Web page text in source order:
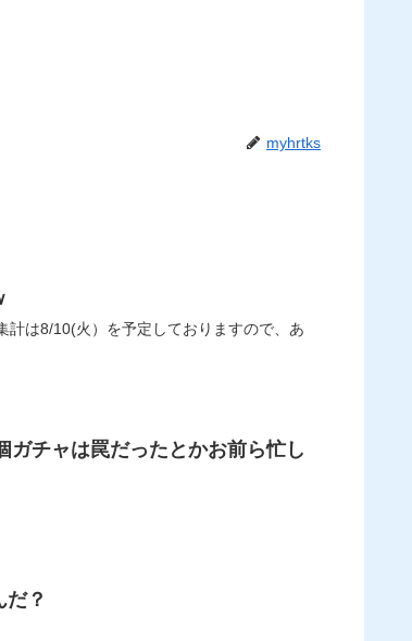
myhrtks
は8/10(火）を予定しておりますので、あ
ガチャは罠だったとかお前ら忙し
？